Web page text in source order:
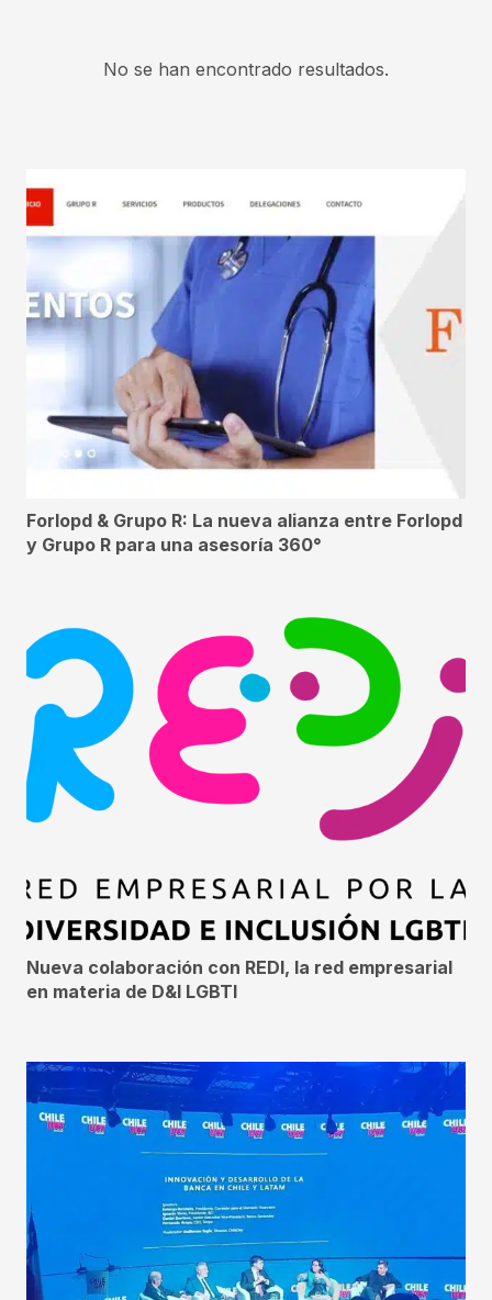
No se han encontrado resultados.
Forlopd & Grupo R: La nueva alianza entre Forlopd
y Grupo R para una asesoría 360°
Nueva colaboración con REDI, la red empresarial
en materia de D&I LGBTI